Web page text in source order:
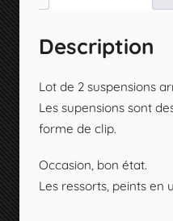
Description
Lot de 2 suspensions
Les supensions sont
forme de clip.
Occasion, bon état.
Les ressorts, peints en